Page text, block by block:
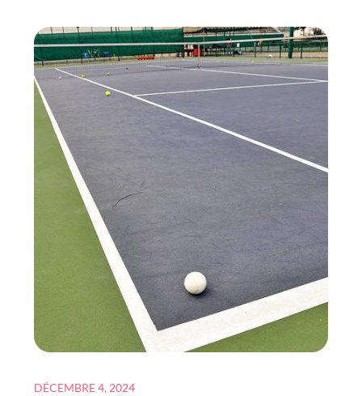
DE
VIE
D’UN
COURT
TENNIS
HYÈRES
Posted
DÉCEMBRE 4, 2024